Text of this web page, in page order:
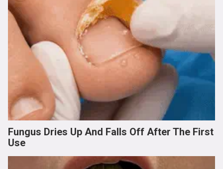
Fungus Dries Up And Falls Off After The First
Use